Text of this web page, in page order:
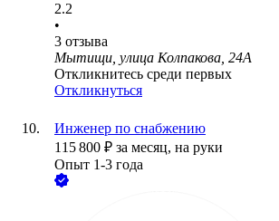
2.2
•
3 отзыва
Мытищи, улица Колпакова, 24А
Откликнитесь среди первых
Откликнуться
Инженер по снабжению
115 800 ₽ за месяц, на руки
Опыт 1-3 года